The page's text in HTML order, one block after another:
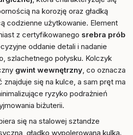
na korozję oraz gładką
codzienne użytkowanie. Element
z certyfikowanego srebra próby
oddanie detali i nadanie
szlachetnego połysku. Kolczyk
gwint wewnętrzny, co oznacza,
się na kulce, a sam pręt ma
ryzyko podrażnień
biżuterii.
się na stalowej sztandze
gładko wypolerowaną kulką.